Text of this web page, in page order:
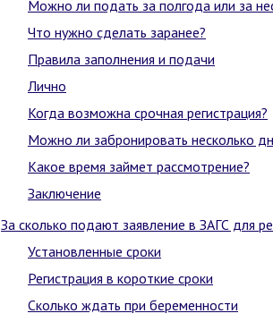
Можно ли подать за полгода или за
Что нужно сделать заранее?
Правила заполнения и подачи
Лично
Когда возможна срочная регистрация?
Можно ли забронировать несколько
Какое время займет рассмотрение?
Заключение
За сколько подают заявление в ЗАГС для
Установленные сроки
Регистрация в короткие сроки
Сколько ждать при беременности